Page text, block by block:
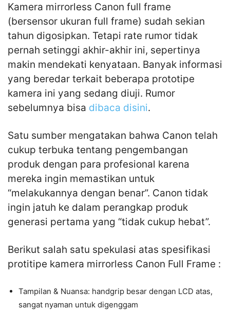
Kamera mirrorless Canon full frame
(bersensor ukuran full frame) sudah sekian
tahun digosipkan. Tetapi rate rumor tidak
pernah setinggi akhir-akhir ini, sepertinya
makin mendekati kenyataan. Banyak informasi
yang beredar terkait beberapa prototipe
kamera ini yang sedang diuji. Rumor
sebelumnya bisa dibaca disini.
Satu sumber mengatakan bahwa Canon telah
cukup terbuka tentang pengembangan
produk dengan para profesional karena
mereka ingin memastikan untuk
“melakukannya dengan benar”. Canon tidak
ingin jatuh ke dalam perangkap produk
generasi pertama yang “tidak cukup hebat”.
Berikut salah satu spekulasi atas spesifikasi
protitipe kamera mirrorless Canon Full Frame :
Tampilan & Nuansa: handgrip besar dengan LCD atas,
sangat nyaman untuk digenggam